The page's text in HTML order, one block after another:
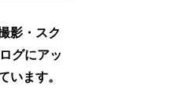
影・スク
グにアッ
います。